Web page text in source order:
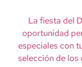
La fiesta del
oportunidad
especiales con
selección de los